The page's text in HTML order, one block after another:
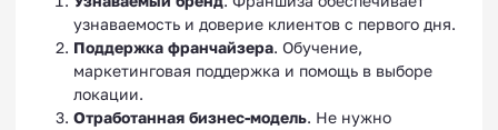
узнаваемость и доверие клиентов с первого дня.
Поддержка франчайзера. Обучение,
маркетинговая поддержка и помощь в выборе
локации.
Отработанная бизнес-модель. Не нужно